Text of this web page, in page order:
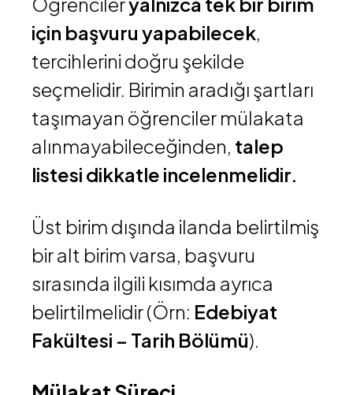
için başvuru yapabilecek,
tercihlerini doğru şekilde
seçmelidir. Birimin aradığı şartları
taşımayan öğrenciler mülakata
alınmayabileceğinden, talep
listesi dikkatle incelenmelidir.
Üst birim dışında ilanda belirtilmiş
bir alt birim varsa, başvuru
sırasında ilgili kısımda ayrıca
belirtilmelidir (Örn: Edebiyat
Fakültesi – Tarih Bölümü).